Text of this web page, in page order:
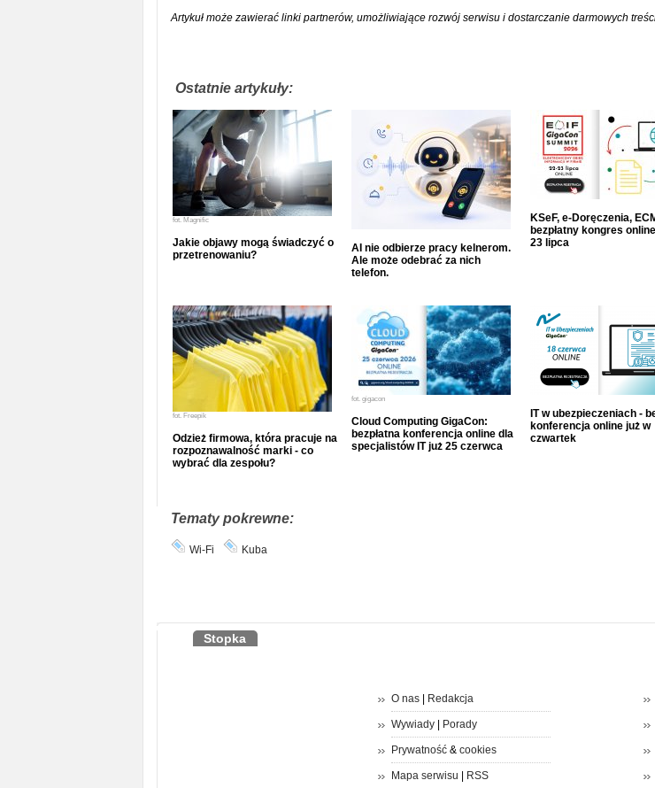
Artykuł może zawierać linki partnerów, umożliwiające rozwój serwisu i dostarczanie darmowych
Ostatnie artykuły:
fot. Magnific
Jakie objawy mogą świadczyć o
przetrenowaniu?
AI nie odbierze pracy kelnerom.
Ale może odebrać za nich
telefon.
KSeF, e-Doręczenia,
bezpłatny kongres
23 lipca
fot. Freepik
Odzież firmowa, która pracuje na
rozpoznawalność marki - co
wybrać dla zespołu?
fot. gigacon
Cloud Computing GigaCon:
bezpłatna konferencja online dla
specjalistów IT już 25 czerwca
IT w ubezpieczeniach -
konferencja online już w
czwartek
Tematy pokrewne:
Wi-Fi Kuba
Stopka
O nas| Redakcja
Wywiady| Porady
Prywatność& cookies
Mapa serwisu RSS